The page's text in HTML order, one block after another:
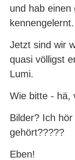
und hab einen
kennengelernt.
Jetzt sind wir
quasi völligst
Lumi.
Wie bitte - hä,
Bilder? Ich
gehört?????
Eben!